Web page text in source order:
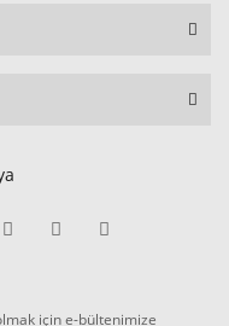
için e-bültenimize